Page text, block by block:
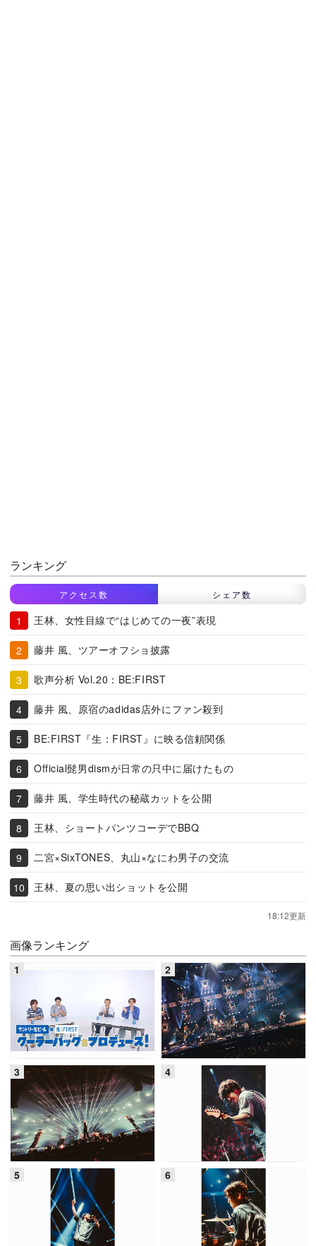
ランキング
アクセス数 シェア数
王林、女性目線で“はじめての一夜”表現
藤井 風、ツアーオフショ披露
歌声分析 Vol.20：BE:FIRST
藤井 風、原宿のadidas店外にファン殺到
BE:FIRST『生：FIRST』に映る信頼関係
Official髭男dismが日常の只中に届けたもの
藤井 風、学生時代の秘蔵カットを公開
王林、ショートパンツコーデでBBQ
二宮×SixTONES、丸山×なにわ男子の交流
王林、夏の思い出ショットを公開
18:12更新
画像ランキング